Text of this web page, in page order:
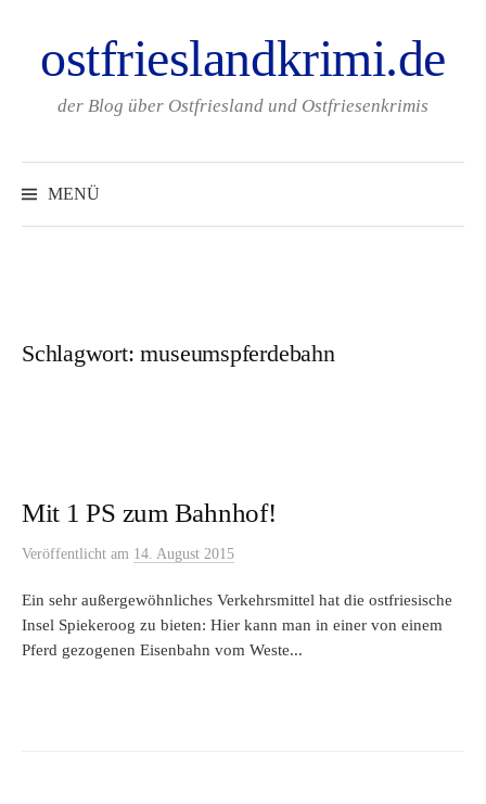
überspringen
ostfrieslandkrimi.de
der Blog über Ostfriesland und Ostfriesenkrimis
MENÜ
Schlagwort:museumspferdebahn
Mit 1 PS zum Bahnhof!
Veröffentlicht am 14. August 2015
Ein sehr außergewöhnliches Verkehrsmittel hat die ostfriesische
Insel Spiekeroog zu bieten: Hier kann man in einer von einem
Pferd gezogenen Eisenbahn vom Weste...